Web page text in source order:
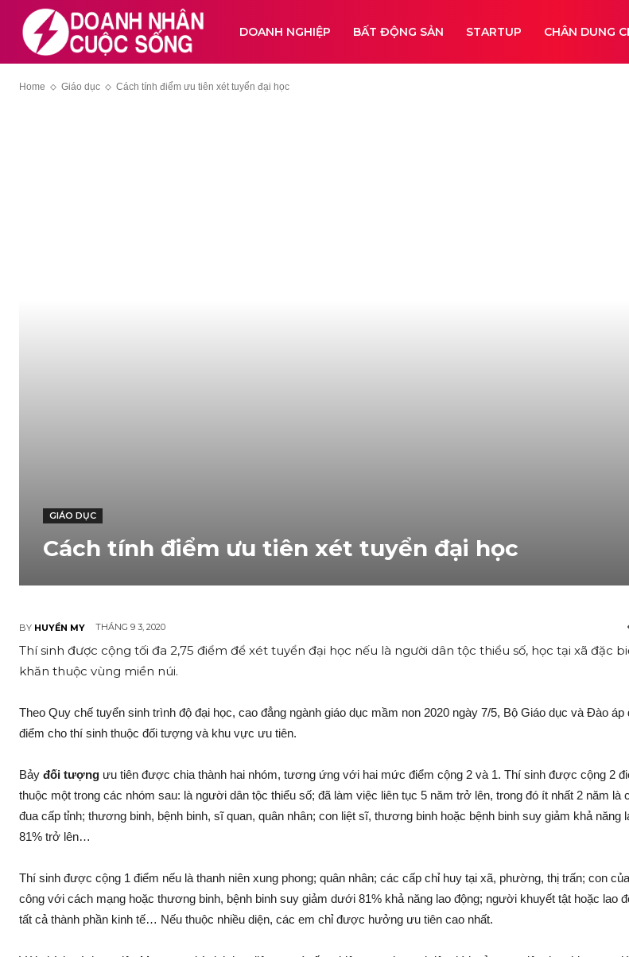
DOANH NGHIỆP BẤT ĐỘNG SẢN STARTUP CHÂN DUNG
Home Giáo dục Cách tính điểm ưu tiên xét tuyển đại học
GIÁO DỤC
Cách tính điểm ưu tiên xét tuyển đại học
BY HUYỀN MY THÁNG 9 3, 2020
Thí sinh được cộng tối đa 2,75 điểm để xét tuyển đại học nếu là người dân tộc thiểu số, học tại xã đặc
khăn thuộc vùng miền núi.
Theo Quy chế tuyển sinh trình độ đại học, cao đẳng ngành giáo dục mầm non 2020 ngày 7/5, Bộ Giáo dục và Đào áp
điểm cho thí sinh thuộc đối tượng và khu vực ưu tiên.
Bảy đối tượng ưu tiên được chia thành hai nhóm, tương ứng với hai mức điểm cộng 2 và 1. Thí sinh được cộng 2
thuộc một trong các nhóm sau: là người dân tộc thiểu số; đã làm việc liên tục 5 năm trở lên, trong đó ít nhất 2 năm là
đua cấp tỉnh; thương binh, bệnh binh, sĩ quan, quân nhân; con liệt sĩ, thương binh hoặc bệnh binh suy giảm khả năng
81% trở lên…
Thí sinh được cộng 1 điểm nếu là thanh niên xung phong; quân nhân; các cấp chỉ huy tại xã, phường, thị trấn; con
công với cách mạng hoặc thương binh, bệnh binh suy giảm dưới 81% khả năng lao động; người khuyết tật hoặc lao
tất cả thành phần kinh tế… Nếu thuộc nhiều diện, các em chỉ được hưởng ưu tiên cao nhất.